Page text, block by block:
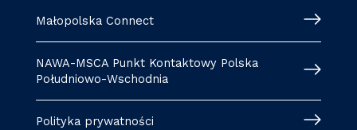
Małopolska Connect
NAWA-MSCA Punkt Kontaktowy Polska
Południowo-Wschodnia
Polityka prywatności